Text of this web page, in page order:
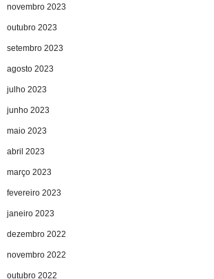
novembro 2023
outubro 2023
setembro 2023
agosto 2023
julho 2023
junho 2023
maio 2023
abril 2023
março 2023
fevereiro 2023
janeiro 2023
dezembro 2022
novembro 2022
outubro 2022